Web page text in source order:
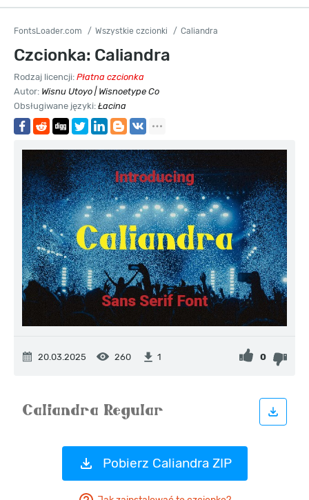
FontsLoader.com Wszystkie czcionki Caliandra
Czcionka: Caliandra
Rodzaj licencji: Płatna czcionka
Autor: Wisnu Utoyo | Wisnoetype Co
Obsługiwane języki: Łacina
20.03.2025 260 1 0
Pobierz Caliandra ZIP